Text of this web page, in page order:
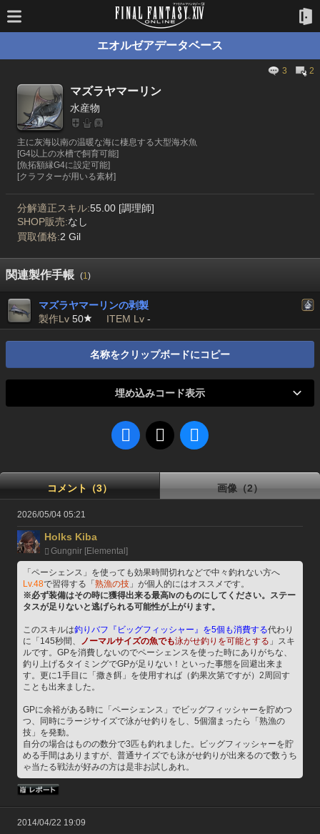
エオルゼアデータベース
3 2
マズラヤマーリン
水産物
主に灰海以南の温暖な海に棲息する大型海水魚
[G4以上の水槽で飼育可能]
[魚拓額縁G4に設定可能]
[クラフターが用いる素材]
分解適正スキル:55.00 [調理師]
SHOP販売:なし
買取価格:2 Gil
関連製作手帳 (1)
マズラヤマーリンの剥製
製作Lv 50 ITEM Lv -
名称をクリップボードにコピー
埋め込みコード表示
コメント（3） 画像（2）
2026/05/04 05:21
Holks Kiba
Gungnir [Elemental]
「ペーシェンス」を使っても効果時間切れなどで中々釣れない方へ
Lv.48で習得する「熟漁の技」が個人的にはオススメです。
※必ず装備はその時に獲得出来る最高lvのものにしてください。ステー
タスが足りないと逃げられる可能性が上がります。
このスキルは釣りバフ『ビッグフィッシャー』を5個も消費する代わり
に「145秒間、 ノーマルサイズの魚でも泳がせ釣りを可能とする 」スキ
ルです。GPを消費しないのでペーシェンスを使った時にありがちな、
釣り上げるタイミングでGPが足りない！といった事態を回避出来ま
す。更に1手目に「撒き餌」を使用すれば（釣果次第ですが）2周回す
ことも出来ました。
GPに余裕がある時に「ペーシェンス」でビッグフィッシャーを貯めつ
つ、同時にラージサイズで泳がせ釣りをし、5個溜まったら「熟漁の
技」を発動。
自分の場合はものの数分で3匹も釣れました。ビッグフィッシャーを貯
める手間はありますが、普通サイズでも泳がせ釣りが出来るので数うち
ゃ当たる戦法が好みの方は是非お試しあれ。
2014/04/22 19:09